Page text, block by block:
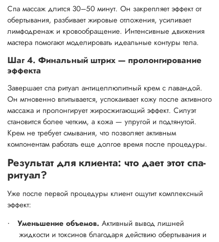
Спа массаж длится 30–50 минут. Он закрепляет эффект от
обертывания, разбивает жировые отложения, усиливает
лимфодренаж и кровообращение. Интенсивные движения
мастера помогают моделировать идеальные контуры тела.
Шаг 4. Финальный штрих — пролонгирование
эффекта
Завершает спа ритуал антицеллюлитный крем с лавандой.
Он мгновенно впитывается, успокаивает кожу после активного
массажа и пролонгирует жиросжигающий эффект. Силуэт
становится более четким, а кожа — упругой и подтянутой.
Крем не требует смывания, что позволяет активным
компонентам работать еще долгое время после процедуры.
Результат для клиента: что дает этот спа-
ритуал?
Уже после первой процедуры клиент ощутит комплексный
эффект:
· Уменьшение объемов. Активный вывод лишней
жидкости и токсинов благодаря действию обертывания и